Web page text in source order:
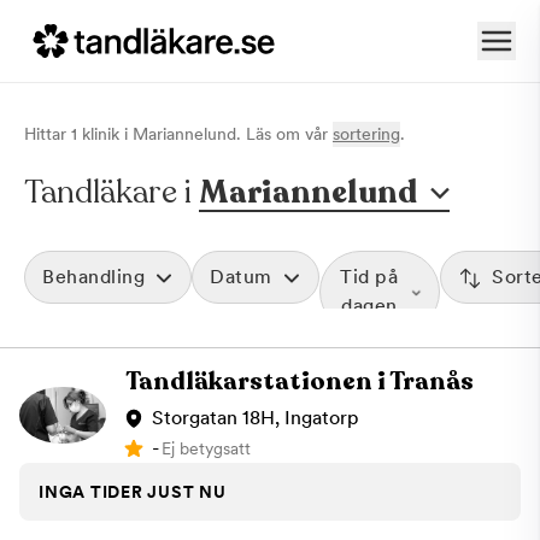
Hittar 1 klinik i Mariannelund. Läs om vår sortering.
Tandläkare i Mariannelund
Behandling Datum
Tid på
dagen
Tandläkarstationen i Tranås
Storgatan 18H, Ingatorp
-Ej betygsatt
INGA TIDER JUST NU